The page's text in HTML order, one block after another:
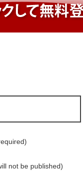
not be published)